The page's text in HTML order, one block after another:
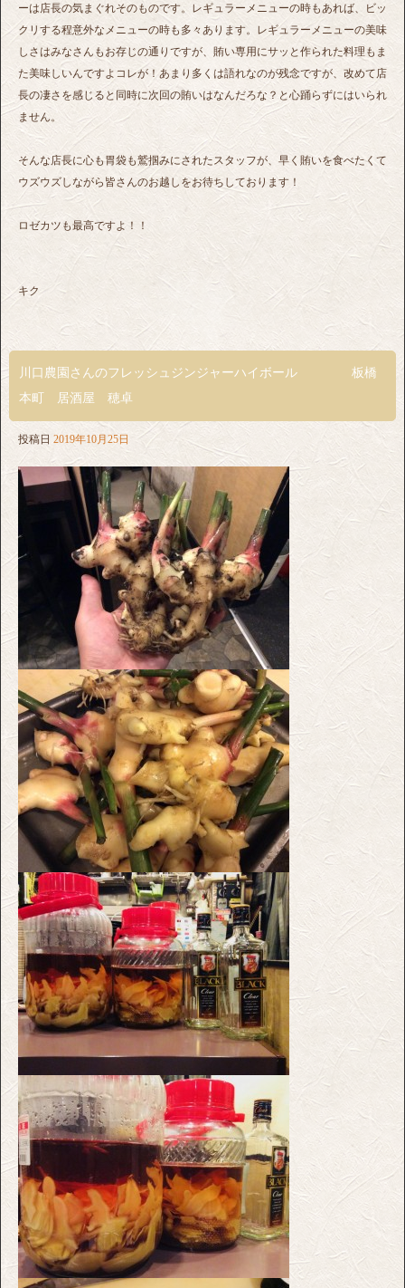
ーは店長の気まぐれそのものです。レギュラーメニューの時もあれば、ビッ
クリする程意外なメニューの時も多々あります。レギュラーメニューの美味
しさはみなさんもお存じの通りですが、賄い専用にサッと作られた料理もま
た美味しいんですよコレが！あまり多くは語れなのが残念ですが、改めて店
長の凄さを感じると同時に次回の賄いはなんだろな？と心踊らずにはいられ
ません。
そんな店長に心も胃袋も鷲掴みにされたスタッフが、早く賄いを食べたくて
ウズウズしながら皆さんのお越しをお待ちしております！
ロゼカツも最高ですよ！！
キク
川口農園さんのフレッシュジンジャーハイボール 板橋
本町 居酒屋 穂卓
投稿日 2019年10月25日